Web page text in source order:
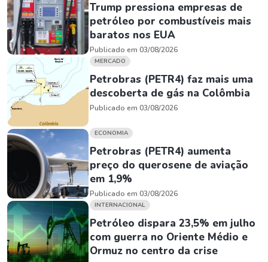
Trump pressiona empresas de
petróleo por combustíveis mais
baratos nos EUA
Publicado em 03/08/2026
MERCADO
Petrobras (PETR4) faz mais uma
descoberta de gás na Colômbia
Publicado em 03/08/2026
ECONOMIA
Petrobras (PETR4) aumenta
preço do querosene de aviação
em 1,9%
Publicado em 03/08/2026
INTERNACIONAL
Petróleo dispara 23,5% em julho
com guerra no Oriente Médio e
Ormuz no centro da crise